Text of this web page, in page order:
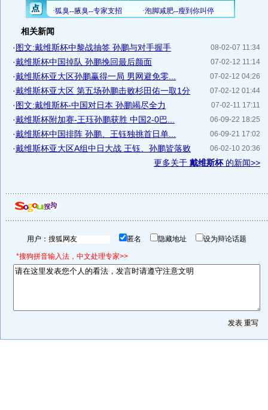
相关新闻
08-02-07 11:34
·图文:戴维斯杯中黎战抽签 孙鹏与对手握手
07-02-12 11:14
·戴维斯杯中国掉队 孙鹏挽回最后颜面
07-02-12 04:26
·戴维斯杯亚大区孙鹏赢得一局 男网避免零...
07-02-12 01:44
·戴维斯杯亚大区 第五场孙鹏击败杉田佑一取1分
07-02-11 17:11
·图文:戴维斯杯-中国对日本 孙鹏竭尽全力
06-09-22 18:25
·戴维斯杯附加赛-王珏孙鹏获胜 中国2-0巴...
06-09-21 17:02
·戴维斯杯中国排阵 孙鹏、王钰独挑首日单...
06-02-10 20:36
·戴维斯杯亚大区A组中日大战 王钰、孙鹏皆落败
更多关于 戴维斯杯的新闻>>
用户： 匿名 隐藏地址 设为辩论话题
*搜狗拼音输入法，中文处理专家>>